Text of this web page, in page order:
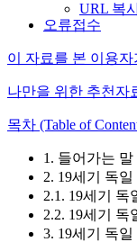
URL 복
오류접수
이 자료를 본 이용자
나만을 위한 추천자
목차 (Table of
1. 들어가는 말
2. 19세기 독
2.1. 19세기 독
2.2. 19세기 독
3. 19세기 독